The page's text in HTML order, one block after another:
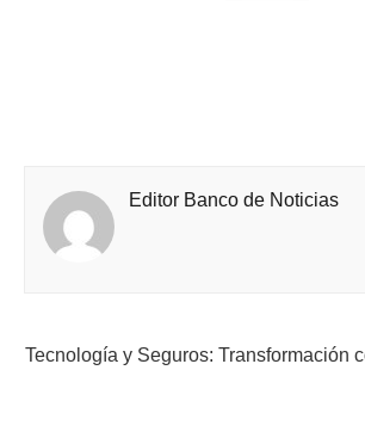
Editor Banco de Noticias
Tecnología y Seguros: Transformación